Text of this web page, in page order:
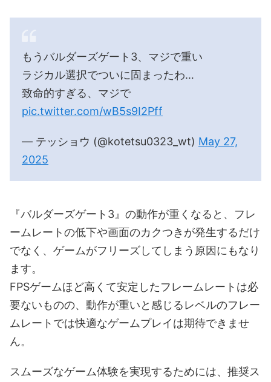
もうバルダーズゲート3、マジで重い
ラジカル選択でついに固まったわ…
致命的すぎる、マジで
pic.twitter.com/wB5s9I2Pff
— テッショウ (@kotetsu0323_wt) May 27,
2025
『バルダーズゲート3』の動作が重くなると、フレ
ームレートの低下や画面のカクつきが発生するだけ
でなく、ゲームがフリーズしてしまう原因にもなり
ます。
FPSゲームほど高くて安定したフレームレートは必
要ないものの、動作が重いと感じるレベルのフレー
ムレートでは快適なゲームプレイは期待できませ
ん。
スムーズなゲーム体験を実現するためには、推奨ス